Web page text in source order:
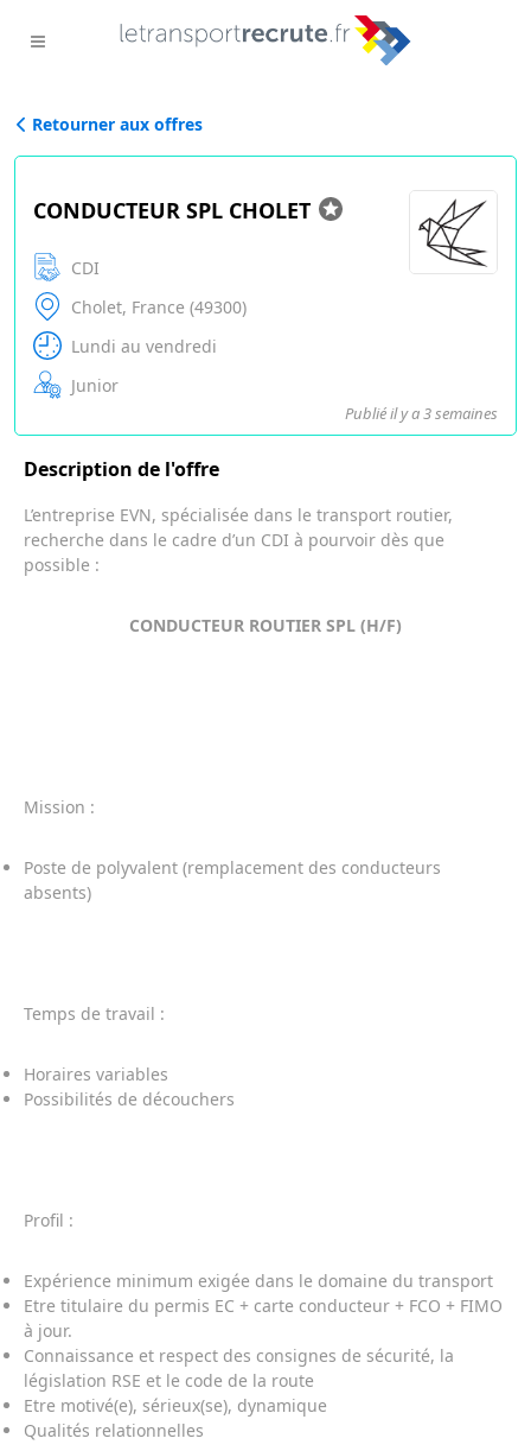
Retourner aux offres
CONDUCTEUR SPL CHOLET
CDI
Cholet, France (49300)
Lundi au vendredi
Junior
Publié il y a 3 semaines
Description de l'offre
L’entreprise EVN, spécialisée dans le transport routier,
recherche dans le cadre d’un CDI à pourvoir dès que
possible :
CONDUCTEUR ROUTIER SPL (H/F)
Mission :
Poste de polyvalent (remplacement des conducteurs
absents)
Temps de travail :
Horaires variables
Possibilités de découchers
Profil :
Expérience minimum exigée dans le domaine du transport
Etre titulaire du permis EC + carte conducteur + FCO + FIMO
à jour.
Connaissance et respect des consignes de sécurité, la
législation RSE et le code de la route
Etre motivé(e), sérieux(se), dynamique
Qualités relationnelles